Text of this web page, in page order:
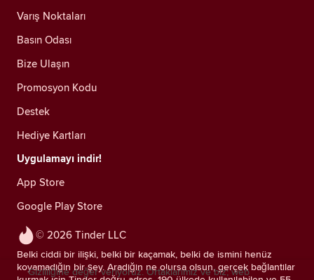
© 2026 Tinder LLC
Belki ciddi bir ilişki, belki bir kaçamak, belki de ismini henüz
koyamadığın bir şey. Aradığın ne olursa olsun, gerçek bağlantılar
Varış Noktaları
Basın Odası
Bize Ulaşın
Promosyon Kodu
Destek
Hediye Kartları
Uygulamayı indir!
App Store
Google Play Store
Gizliliğine değer veriyoruz. Ortaklarımız ve biz; web